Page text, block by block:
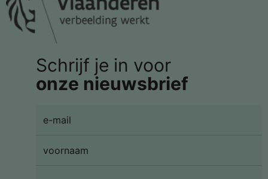
Schrijf je in voor
onze nieuwsbrief